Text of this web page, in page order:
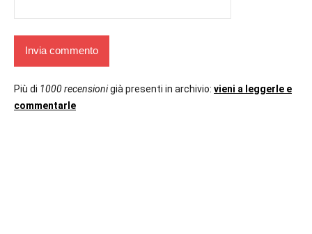
Più di 1000 recensionigià presenti in archivio: vieni a leggerle e
commentarle